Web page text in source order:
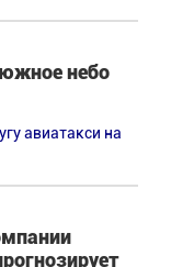
южное небо
авиатакси на